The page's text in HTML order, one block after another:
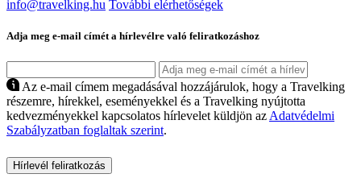
info@travelking.hu További elérhetőségek
Adja meg e-mail címét a hírlevélre való feliratkozáshoz
Az e-mail címem megadásával hozzájárulok, hogy a Travelking
részemre, hírekkel, eseményekkel és a Travelking nyújtotta
kedvezményekkel kapcsolatos hírlevelet küldjön az Adatvédelmi
Szabályzatban foglaltak szerint.
Hírlevél feliratkozás